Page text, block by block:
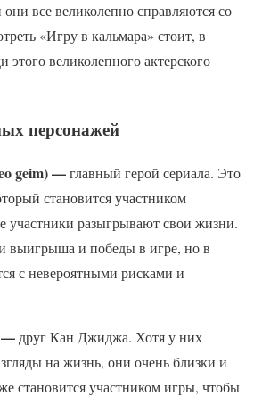
они все великолепно справляются со
«Игру в кальмара» стоит, в
этого великолепного актерского
персонажей
geim) —главный герой сериала. Это
становится участником
участники разыгрывают свои жизни.
выигрыша и победы в игре, но в
с невероятными рисками и
— друг Кан Джиджа. Хотя у них
на жизнь, они очень близки и
становится участником игры, чтобы